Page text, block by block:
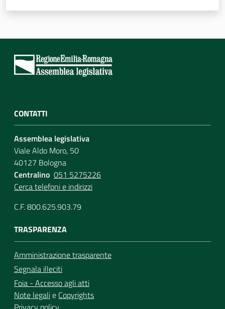
CONTATTI
Assemblea legislativa
Viale Aldo Moro, 50
40127 Bologna
Centralino 051 5275226
Cerca telefoni e indirizzi
C.F. 800.625.903.79
TRASPARENZA
Amministrazione trasparente
Segnala illeciti
Foia - Accesso agli atti
Note legalie Copyrights